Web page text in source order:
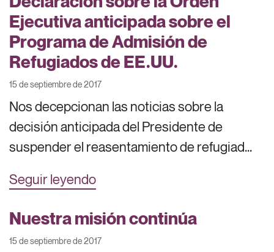
Ejecutiva anticipada sobre el
Programa de Admisión de
Refugiados de EE.UU.
15 de septiembre de 2017
Nos decepcionan las noticias sobre la
decisión anticipada del Presidente de
suspender el reasentamiento de refugiad...
Seguir leyendo
Nuestra misión continúa
15 de septiembre de 2017